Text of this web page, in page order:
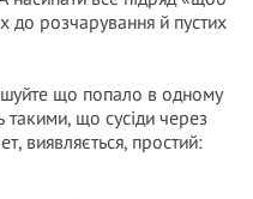
розчарування й пустих
що попало в одному
такими, що сусіди через
виявляється, простий: